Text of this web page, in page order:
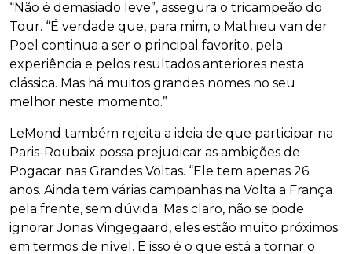
“Não é demasiado leve”, assegura o tricampeão do
Tour. “É verdade que, para mim, o Mathieu van der
Poel continua a ser o principal favorito, pela
experiência e pelos resultados anteriores nesta
clássica. Mas há muitos grandes nomes no seu
melhor neste momento.”
LeMond também rejeita a ideia de que participar na
Paris-Roubaix possa prejudicar as ambições de
Pogacar nas Grandes Voltas. “Ele tem apenas 26
anos. Ainda tem várias campanhas na Volta a França
pela frente, sem dúvida. Mas claro, não se pode
ignorar Jonas Vingegaard, eles estão muito próximos
em termos de nível. E isso é o que está a tornar o